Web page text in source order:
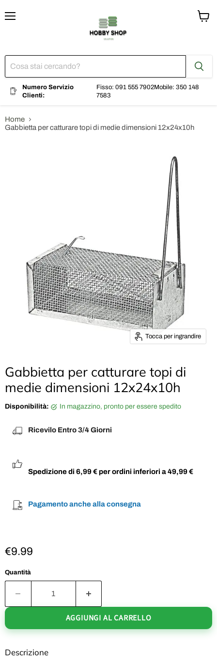
Numero Servizio
Clienti:
Fisso: 091 555 7902Mobile: 350 148
7583
Home
Gabbietta per catturare topi di medie dimensioni 12x24x10h
Tocca per ingrandire
Gabbietta per catturare topi di
medie dimensioni 12x24x10h
Disponibilità: in magazzino, pronto per essere spedito
Ricevilo Entro 3/4 Giorni
Spedizione di 6,99 € per ordini inferiori a 49,99 €
Pagamento anche alla consegna
€9.99
Quantità
AGGIUNGI AL CARRELLO
Descrizione